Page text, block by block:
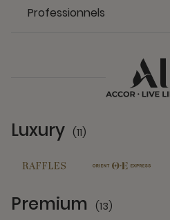
Professionnels
Luxury (11)
Premium (13)